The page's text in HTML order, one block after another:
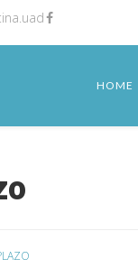
HOME